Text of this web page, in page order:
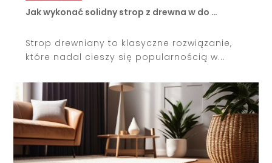
Jak wykonać solidny strop z drewna w do …
Strop drewniany to klasyczne rozwiązanie,
które nadal cieszy się popularnością w...